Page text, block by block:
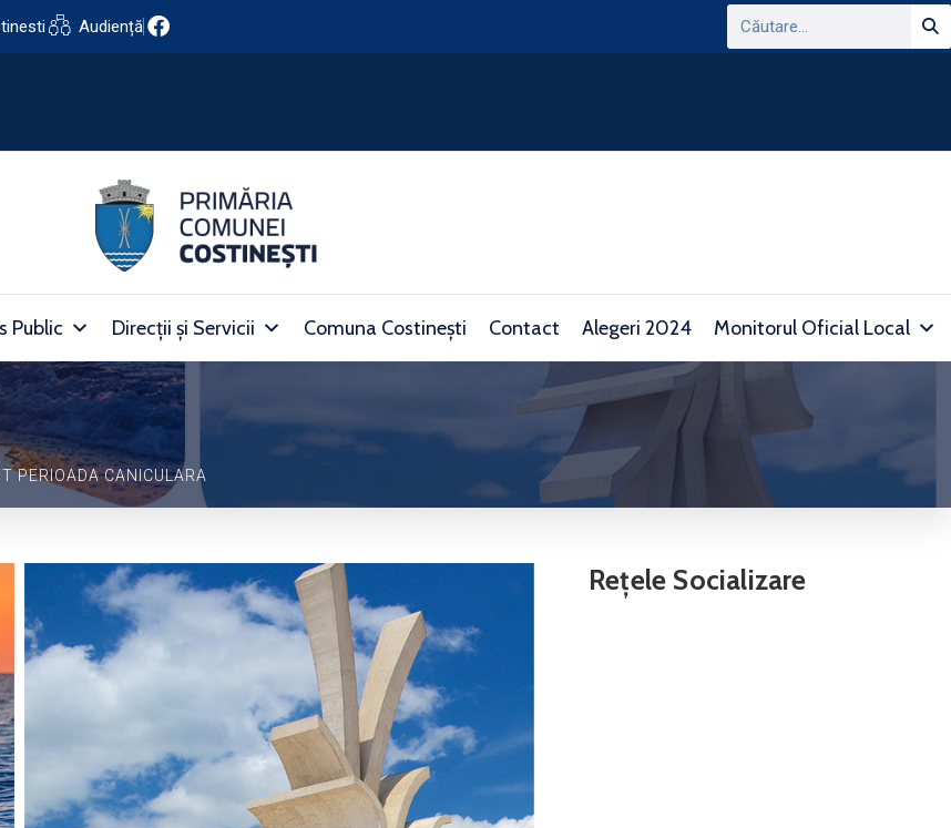
Audiență
Public Direcții și Servicii Comuna Costinești Contact Alegeri 2024 Monitorul Oficial Local
PERIOADA CANICULARA
Rețele Socializare